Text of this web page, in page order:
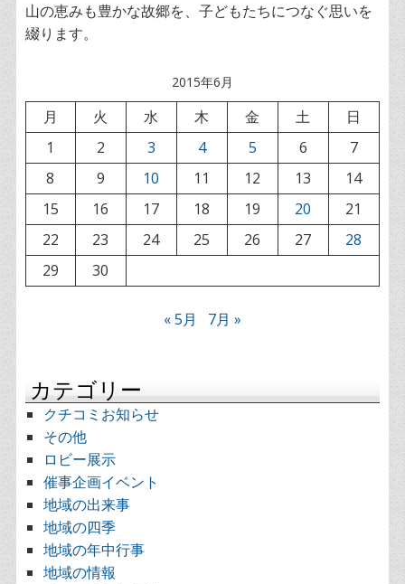
山の恵みも豊かな故郷を、子どもたちにつなぐ思いを
綴ります。
2015年6月
月 火 水 木 金 土
日
1
2 3 4 5 6
7
8
9 10 11 12 13
14
15
16 17 18 19 20
21
22
23 24 25 26 27
28
29
30
« 5月 7月 »
カテゴリー
クチコミお知らせ
その他
ロビー展示
催事企画イベント
地域の出来事
地域の四季
地域の年中行事
地域の情報